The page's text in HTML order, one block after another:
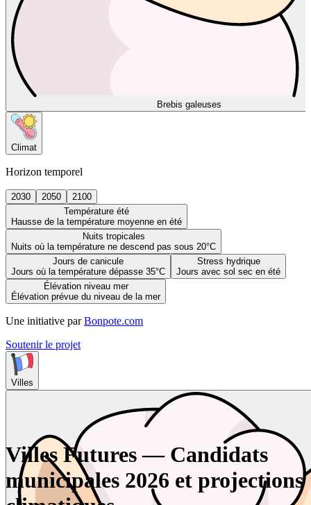
Brebis galeuses
Climat
Horizon temporel
2030 2050
2100
Température été
Hausse de la température moyenne en été
Nuits tropicales
Nuits où la température ne descend pas sous 20°C
Jours de canicule
Jours où la température dépasse 35°C
Stress hydrique
Jours avec sol sec en été
Élévation niveau mer
Élévation prévue du niveau de la mer
Une initiative par Bonpote.com
Soutenir le projet
Villes
Villes Futures — Candidats
municipales 2026 et projections